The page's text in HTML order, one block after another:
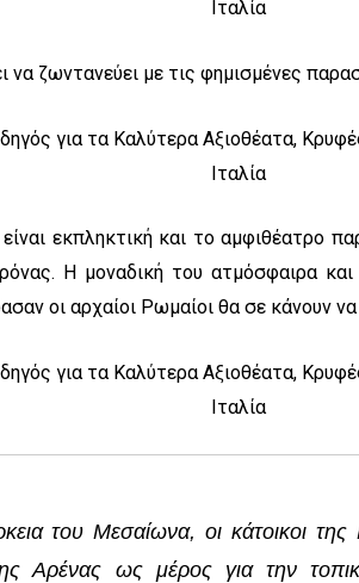
να ζωντανεύει με τις φημισμένες
εκπληκτική και το αμφιθέατρο
Η μοναδική του ατμόσφαιρα
οι αρχαίοι Ρωμαίοι θα σε κάνουν
του Μεσαίωνα, οι κάτοικοι
Αρένας ως μέρος για την